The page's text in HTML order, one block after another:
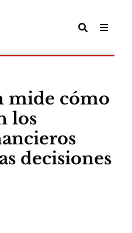
mide cómo
los
decisiones